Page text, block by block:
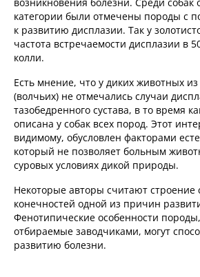
возникновения болезни. Среди собак
категории были отмечены породы с
к развитию дисплазии. Так у
частота встречаемости дисплазии в
колли.
Есть мнение, что у диких животных
(волчьих) не отмечались случаи
тазобедренного сустава, в то время
описана у собак всех пород. Этот
видимому, обусловлен факторами
который не позволяет больным
суровых условиях дикой природы.
Некоторые авторы считают строение
конечностей одной из причин
Фенотипические особенности
отбираемые заводчиками, могут
развитию болезни.